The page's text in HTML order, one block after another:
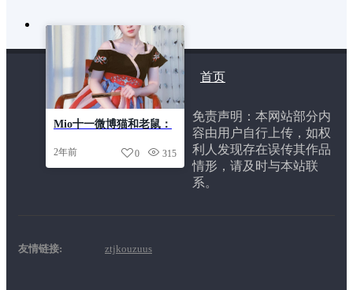
Mio十一微博猫和老鼠：
2年前 315
0
首页
免责声明：本网站部分内
容由用户自行上传，如权
利人发现存在误传其作品
情形，请及时与本站联
系。
友情链接: ztjkouzuus